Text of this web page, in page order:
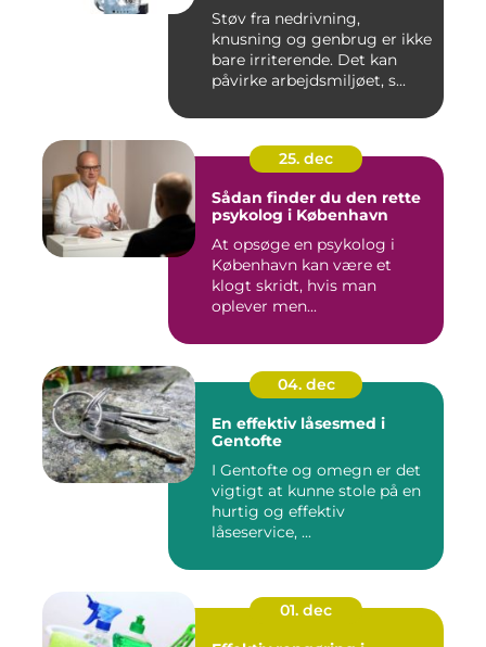
Støv fra nedrivning,
knusning og genbrug er ikke
bare irriterende. Det kan
påvirke arbejdsmiljøet, s...
25. dec
Sådan finder du den rette
psykolog i København
At opsøge en psykolog i
København kan være et
klogt skridt, hvis man
oplever men...
04. dec
En effektiv låsesmed i
Gentofte
I Gentofte og omegn er det
vigtigt at kunne stole på en
hurtig og effektiv
låseservice, ...
01. dec